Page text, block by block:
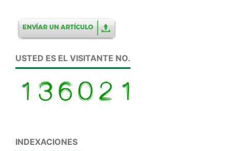
USTED ES EL VISITANTE NO.
INDEXACIONES